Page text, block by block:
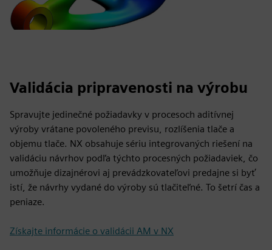
Validácia pripravenosti na výrobu
Spravujte jedinečné požiadavky v procesoch aditívnej
výroby vrátane povoleného previsu, rozlíšenia tlače a
objemu tlače. NX obsahuje sériu integrovaných riešení na
validáciu návrhov podľa týchto procesných požiadaviek, čo
umožňuje dizajnérovi aj prevádzkovateľovi predajne si byť
istí, že návrhy vydané do výroby sú tlačiteľné. To šetrí čas a
peniaze.
Získajte informácie o validácii AM v NX